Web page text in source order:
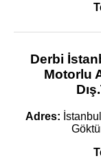
Derbi
Motorlu
Adres: